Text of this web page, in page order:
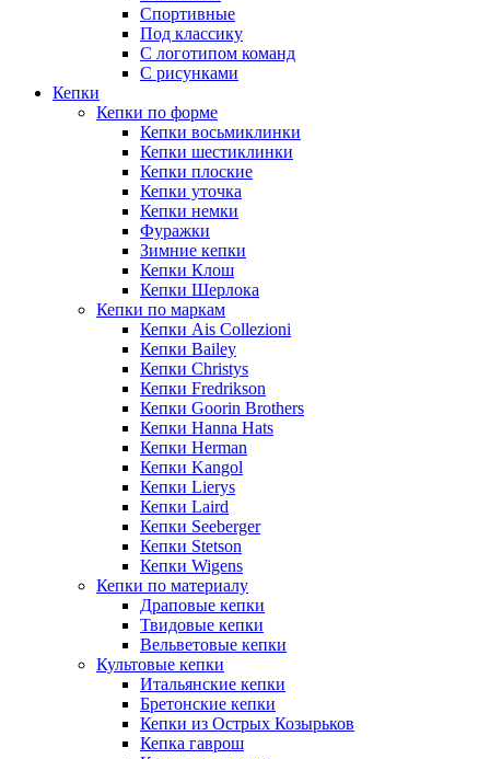
Спортивные
Под классику
С логотипом команд
С рисунками
Кепки
Кепки по форме
Кепки восьмиклинки
Кепки шестиклинки
Кепки плоские
Кепки уточка
Кепки немки
Фуражки
Зимние кепки
Кепки Клош
Кепки Шерлока
Кепки по маркам
Кепки Ais Collezioni
Кепки Bailey
Кепки Christys
Кепки Fredrikson
Кепки Goorin Brothers
Кепки Hanna Hats
Кепки Herman
Кепки Kangol
Кепки Lierys
Кепки Laird
Кепки Seeberger
Кепки Stetson
Кепки Wigens
Кепки по материалу
Драповые кепки
Твидовые кепки
Вельветовые кепки
Культовые кепки
Итальянские кепки
Бретонские кепки
Кепки из Острых Козырьков
Кепка гаврош